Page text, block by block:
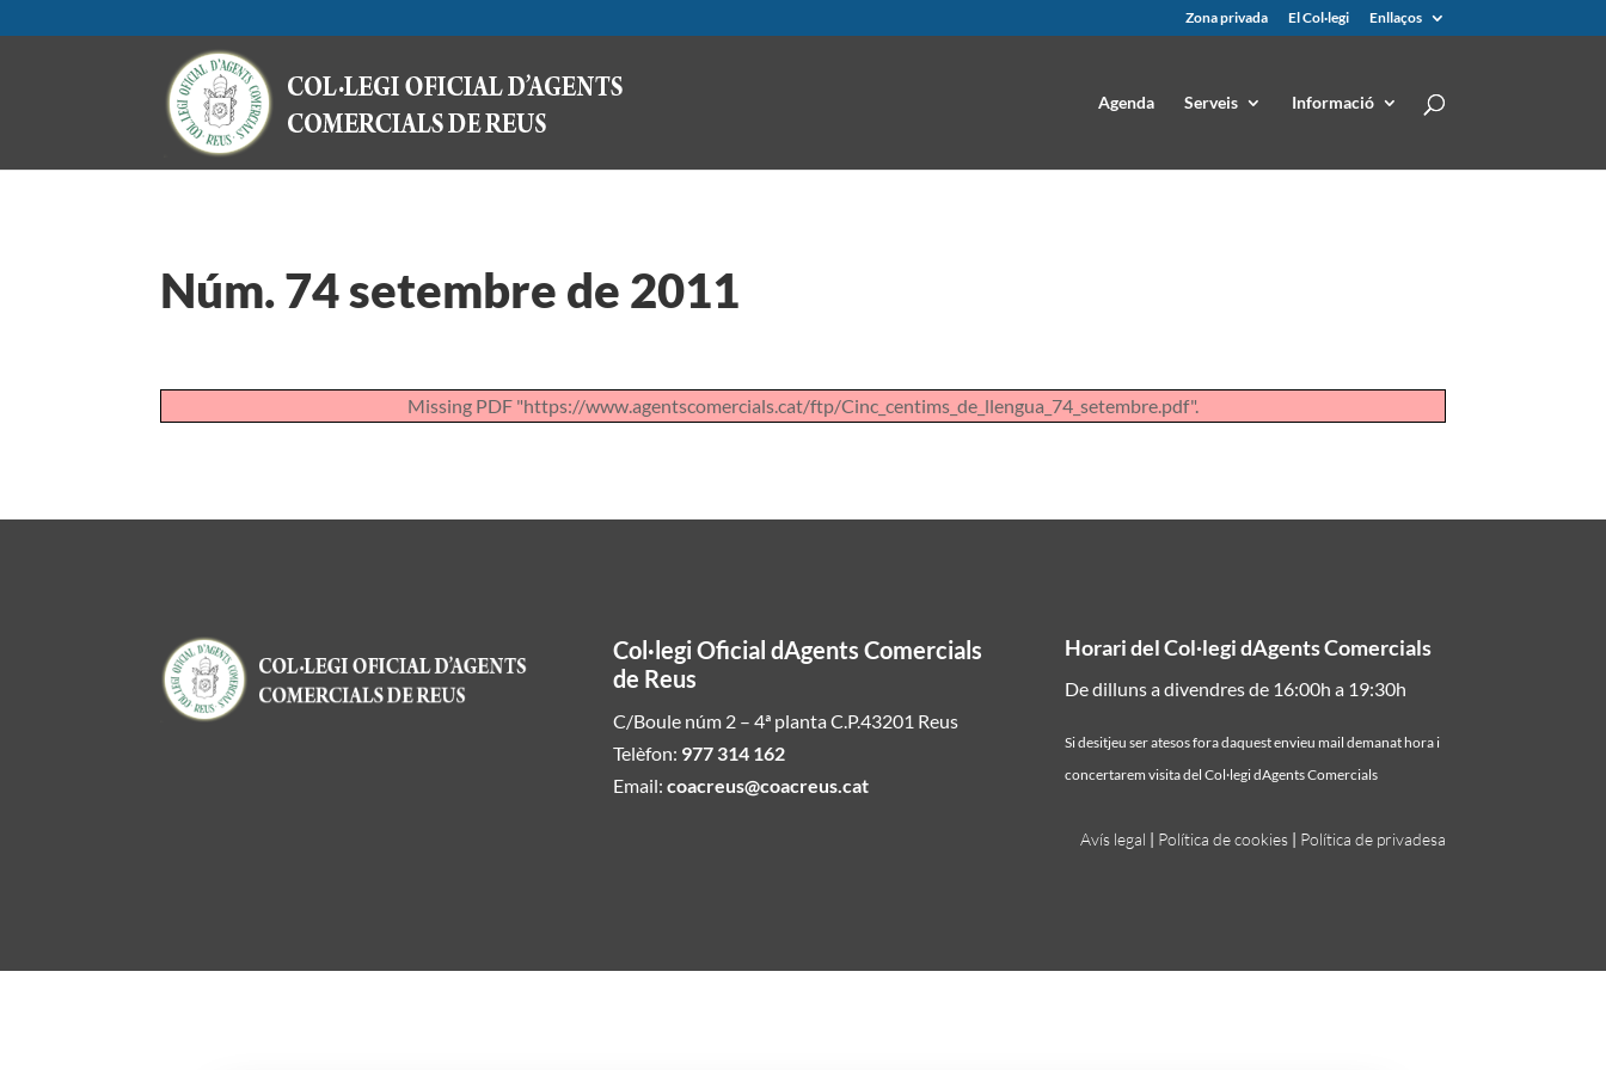
Zona privada El Col·legi Enllaços
Agenda Serveis Informació
Núm. 74 setembre de 2011
Missing PDF "https://www.agentscomercials.cat/ftp/Cinc_centims_de_llengua_74_setembre.pdf".
Col·legi Oficial dAgents Comercials
de Reus
C/Boule núm 2 – 4ª planta C.P.43201 Reus
Telèfon: 977 314 162
Email: coacreus@coacreus.cat
Horari del Col·legi dAgents Comercials
De dilluns a divendres de 16:00h a 19:30h
Si desitjeu ser atesos fora daquest envieu mail demanat hora i
concertarem visita del Col·legi dAgents Comercials
Avís legal | Política de cookies| Política de privadesa